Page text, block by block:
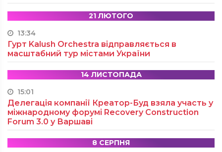
21 ЛЮТОГО
13:34
Гурт Kalush Orchestra відправляється в
масштабний тур містами України
14 ЛИСТОПАДА
15:01
Делегація компанії Креатор-Буд взяла участь у
міжнародному форумі Recovery Construction
Forum 3.0 у Варшаві
8 СЕРПНЯ